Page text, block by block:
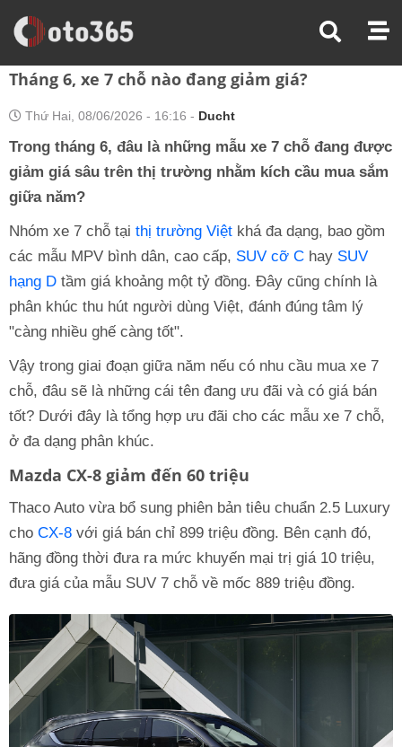
Trang Chủ Tin Xe Tháng 6, Xe 7 Chỗ Nào Đang Giảm Giá?
Tháng 6, xe 7 chỗ nào đang giảm giá?
Thứ Hai, 08/06/2026 - 16:16 - Ducht
Trong tháng 6, đâu là những mẫu xe 7 chỗ đang được
giảm giá sâu trên thị trường nhằm kích cầu mua sắm
giữa năm?
Nhóm xe 7 chỗ tại thị trường Việt khá đa dạng, bao gồm
các mẫu MPV bình dân, cao cấp, SUV cỡ C hay SUV
hạng D tầm giá khoảng một tỷ đồng. Đây cũng chính là
phân khúc thu hút người dùng Việt, đánh đúng tâm lý
"càng nhiều ghế càng tốt".
Vậy trong giai đoạn giữa năm nếu có nhu cầu mua xe 7
chỗ, đâu sẽ là những cái tên đang ưu đãi và có giá bán
tốt? Dưới đây là tổng hợp ưu đãi cho các mẫu xe 7 chỗ,
ở đa dạng phân khúc.
Mazda CX-8 giảm đến 60 triệu
Thaco Auto vừa bổ sung phiên bản tiêu chuẩn 2.5 Luxury
cho CX-8 với giá bán chỉ 899 triệu đồng. Bên cạnh đó,
hãng đồng thời đưa ra mức khuyến mại trị giá 10 triệu,
đưa giá của mẫu SUV 7 chỗ về mốc 889 triệu đồng.